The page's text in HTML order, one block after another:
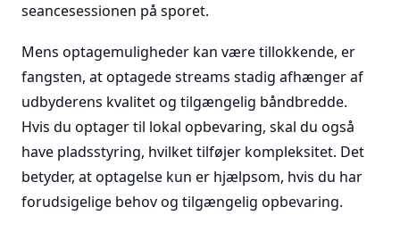
seancesessionen på sporet.
Mens optagemuligheder kan være tillokkende, er
fangsten, at optagede streams stadig afhænger af
udbyderens kvalitet og tilgængelig båndbredde.
Hvis du optager til lokal opbevaring, skal du også
have pladsstyring, hvilket tilføjer kompleksitet. Det
betyder, at optagelse kun er hjælpsom, hvis du har
forudsigelige behov og tilgængelig opbevaring.